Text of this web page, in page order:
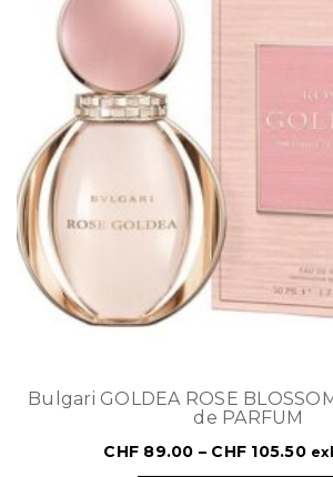
Bulgari GOLDEA ROSE
de PARFUM
CHF 89.00 – CHF 105.50